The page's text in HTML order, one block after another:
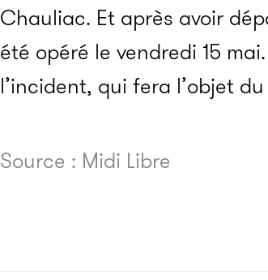
Chauliac. Et après avoir
été opéré le vendredi 15
l’incident, qui fera l’objet
Source : Midi Libre